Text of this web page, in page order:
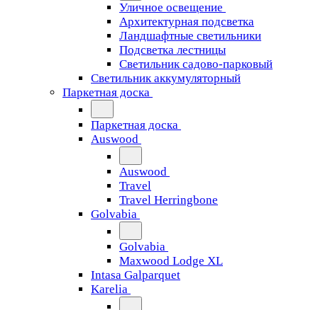
Уличное освещение
Архитектурная подсветка
Ландшафтные светильники
Подсветка лестницы
Светильник садово-парковый
Светильник аккумуляторный
Паркетная доска
Паркетная доска
Auswood
Auswood
Travel
Travel Herringbone
Golvabia
Golvabia
Maxwood Lodge XL
Intasa Galparquet
Karelia